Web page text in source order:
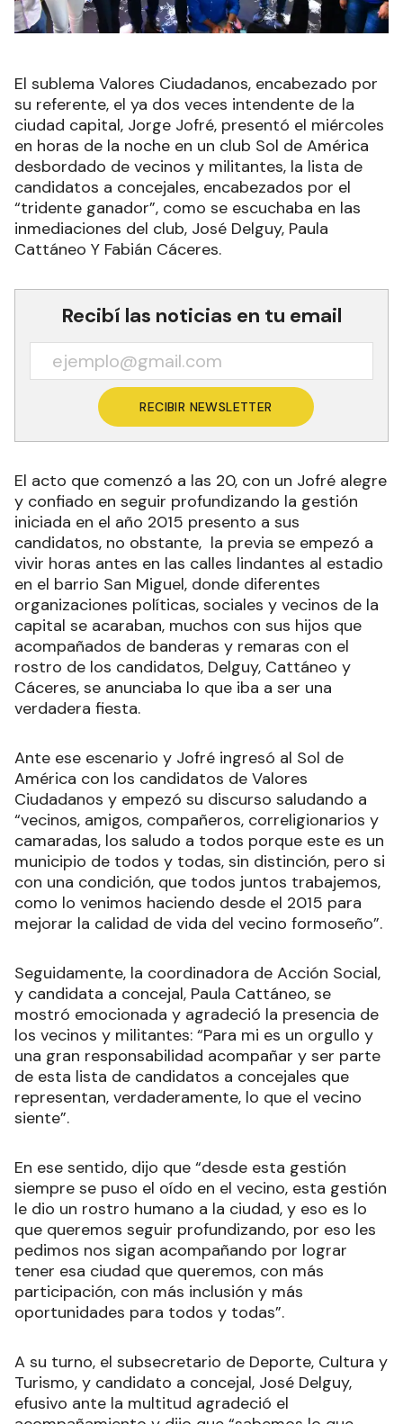
El sublema Valores Ciudadanos, encabezado por
su referente, el ya dos veces intendente de la
ciudad capital, Jorge Jofré, presentó el miércoles
en horas de la noche en un club Sol de América
desbordado de vecinos y militantes, la lista de
candidatos a concejales, encabezados por el
“tridente ganador”, como se escuchaba en las
inmediaciones del club, José Delguy, Paula
Cattáneo Y Fabián Cáceres.
Recibí las noticias en tu email
RECIBIR NEWSLETTER
El acto que comenzó a las 20, con un Jofré alegre
y confiado en seguir profundizando la gestión
iniciada en el año 2015 presento a sus
candidatos, no obstante, la previa se empezó a
vivir horas antes en las calles lindantes al estadio
en el barrio San Miguel, donde diferentes
organizaciones políticas, sociales y vecinos de la
capital se acaraban, muchos con sus hijos que
acompañados de banderas y remaras con el
rostro de los candidatos, Delguy, Cattáneo y
Cáceres, se anunciaba lo que iba a ser una
verdadera fiesta.
Ante ese escenario y Jofré ingresó al Sol de
América con los candidatos de Valores
Ciudadanos y empezó su discurso saludando a
“vecinos, amigos, compañeros, correligionarios y
camaradas, los saludo a todos porque este es un
municipio de todos y todas, sin distinción, pero si
con una condición, que todos juntos trabajemos,
como lo venimos haciendo desde el 2015 para
mejorar la calidad de vida del vecino formoseño”.
Seguidamente, la coordinadora de Acción Social,
y candidata a concejal, Paula Cattáneo, se
mostró emocionada y agradeció la presencia de
los vecinos y militantes: “Para mi es un orgullo y
una gran responsabilidad acompañar y ser parte
de esta lista de candidatos a concejales que
representan, verdaderamente, lo que el vecino
siente”.
En ese sentido, dijo que “desde esta gestión
siempre se puso el oído en el vecino, esta gestión
le dio un rostro humano a la ciudad, y eso es lo
que queremos seguir profundizando, por eso les
pedimos nos sigan acompañando por lograr
tener esa ciudad que queremos, con más
participación, con más inclusión y más
oportunidades para todos y todas”.
A su turno, el subsecretario de Deporte, Cultura y
Turismo, y candidato a concejal, José Delguy,
efusivo ante la multitud agradeció el